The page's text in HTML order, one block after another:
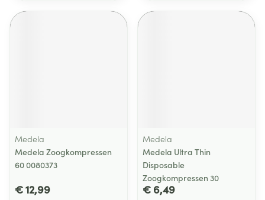
Medela
Medela Zoogkompressen
60 0080373
€ 12,99
Medela
Medela Ultra Thin
Disposable
Zoogkompressen 30
€ 6,49